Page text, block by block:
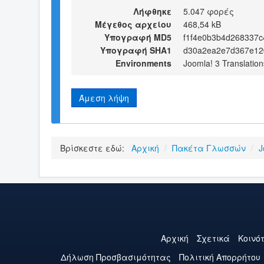
Λήφθηκε
5.047 φορές
Μέγεθος αρχείου
468,54 kB
Υπογραφή MD5
Υπογραφή SHA1
Environments
Joomla! 3
Άμεση λήψη
Βρίσκεστε εδώ: Αρχική / Πακέτα Γλωσσών /
Αρχική Σχετικά
Δήλωση Προσβασιμότητας
Πολιτική Aπορρήτου